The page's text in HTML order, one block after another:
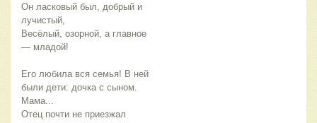
Он ласковый был, добрый и
лучистый,
Весёлый, озорной, а главное
— младой!
Его любила вся семья! В ней
были дети: дочка с сыном.
Мама...
Отец почти не приезжал